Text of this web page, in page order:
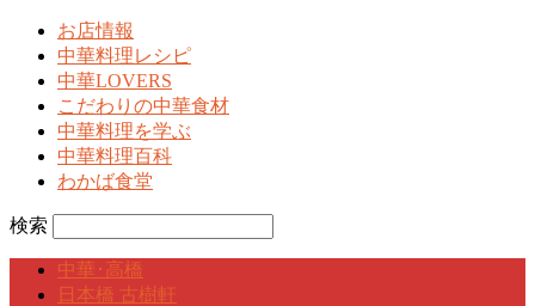
お店情報
中華料理レシピ
中華LOVERS
こだわりの中華食材
中華料理を学ぶ
中華料理百科
わかば食堂
検索
中華･高橋
日本橋 古樹軒